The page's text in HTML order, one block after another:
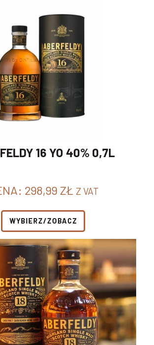
16 YO 40% 0,7L
298,99 ZŁ Z VAT
WYBIERZ/ZOBACZ